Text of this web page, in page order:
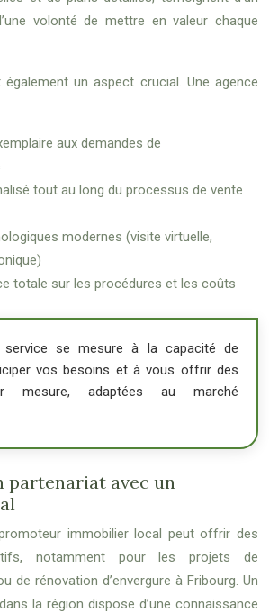
volonté de mettre en valeur chaque
un aspect crucial. Une agence
aux demandes de
tout au long du processus de vente
modernes (visite virtuelle,
totale sur les procédures et les coûts
se mesure à la capacité de
vos besoins et à vous offrir des
mesure, adaptées au marché
partenariat avec un
immobilier local peut offrir des
notamment pour les projets de
de rénovation d’envergure à Fribourg. Un
la région dispose d’une connaissance